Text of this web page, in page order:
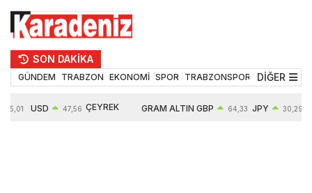
SON DAKİKA
GÜNDEM TRABZON EKONOMİ SPOR TRABZONSPOR TEKNOLOJİ
DİĞER
55,01 USD 47,56 ÇEYREK GRAM ALTIN GBP 64,33 JPY 30,29